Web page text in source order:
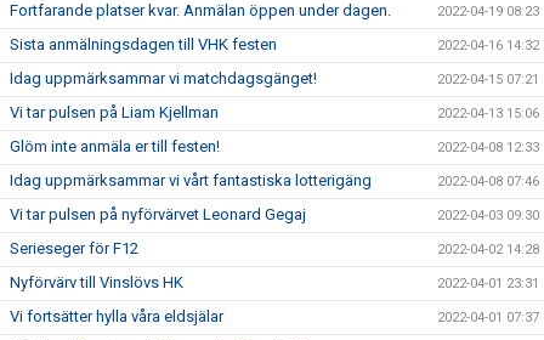
Fortfarande platser kvar. Anmälan öppen under dagen. 2022-04-19 08:23
Sista anmälningsdagen till VHK festen 2022-04-16 14:32
Idag uppmärksammar vi matchdagsgänget! 2022-04-15 07:21
Vi tar pulsen på Liam Kjellman 2022-04-13 15:06
Glöm inte anmäla er till festen! 2022-04-08 12:33
Idag uppmärksammar vi vårt fantastiska lotterigäng 2022-04-08 07:46
Vi tar pulsen på nyförvärvet Leonard Gegaj 2022-04-03 09:30
Serieseger för F12 2022-04-02 14:28
Nyförvärv till Vinslövs HK 2022-04-01 23:31
Vi fortsätter hylla våra eldsjälar 2022-04-01 07:37